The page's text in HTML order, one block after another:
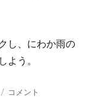
し、にわか雨の
よう。
洗
コメント